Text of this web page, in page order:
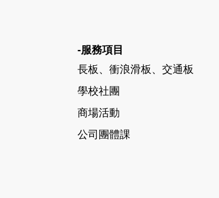
-服務項目
長板、衝浪滑板、交通板
學校社團
商場活動
公司團體課